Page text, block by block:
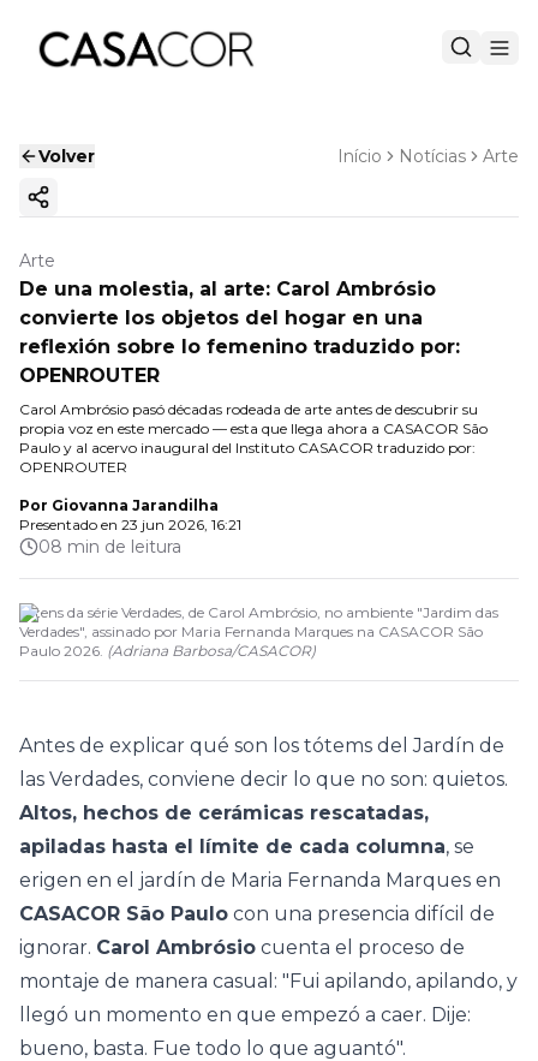
Volver Início Notícias Arte
Copiar enlace
Arte
De una molestia, al arte: Carol Ambrósio
convierte los objetos del hogar en una
reflexión sobre lo femenino traduzido por:
OPENROUTER
Carol Ambrósio pasó décadas rodeada de arte antes de descubrir su
propia voz en este mercado — esta que llega ahora a CASACOR São
Paulo y al acervo inaugural del Instituto CASACOR traduzido por:
OPENROUTER
Por Giovanna Jarandilha
Presentado en 23 jun 2026, 16:21
08 min de leitura
Totens da série Verdades, de Carol Ambrósio, no ambiente "Jardim das
Verdades", assinado por Maria Fernanda Marques na CASACOR São
Paulo 2026. (Adriana Barbosa/CASACOR)
Antes de explicar qué son los tótems delJardín de
las Verdades, conviene decir lo que no son: quietos.
Altos, hechos de cerámicas rescatadas,
apiladas hasta el límite de cada columna, se
erigen en el jardín de Maria Fernanda Marques en
CASACOR São Paulo con una presencia difícil de
ignorar. Carol Ambrósio cuenta el proceso de
montaje de manera casual: "Fui apilando, apilando, y
llegó un momento en que empezó a caer. Dije:
bueno, basta. Fue todo lo que aguantó".